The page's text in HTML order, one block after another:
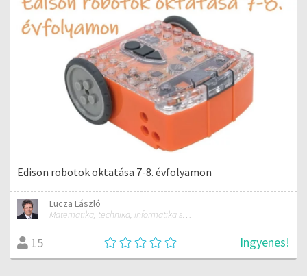
Edison robotok oktatása 7-8. évfolyamon
Lucza László
Matematika, technika, informatika szakos általános iskolai tanár; mentorpedagógus, mestertanár
15 Ingyenes!